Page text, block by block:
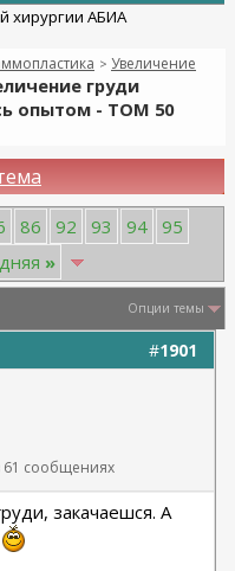
> Увеличение
груди
опытом - ТОМ 50
86 92 93 94 95
»
Опции темы
#1901
61 сообщениях
закачаешся. А